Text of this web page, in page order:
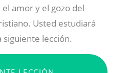
amor y el gozo del
Usted estudiará
siguiente lección.